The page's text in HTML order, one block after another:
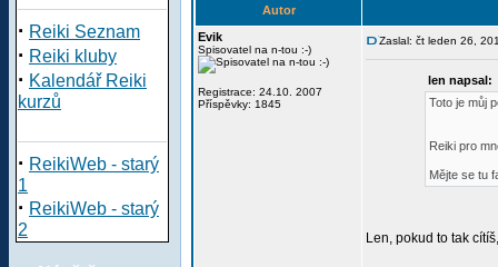
· Reiki Seznam
· Reiki kluby
· Kalendář Reiki
kurzů
· ReikiWeb - starý
1
· ReikiWeb - starý
2
Autor
Evik
Spisovatel na n-tou :-)
Registrace: 24.10. 2007
Příspěvky: 1845
Zaslal: čt leden 26,
len napsal:
Toto je můj
Reiki pro
Mějte se tu
Len, pokud to tak